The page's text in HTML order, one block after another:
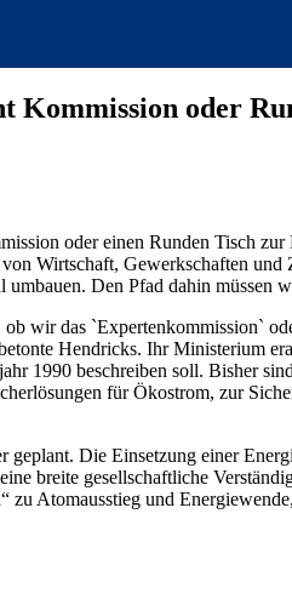
Kommission oder
oder einen Runden Tisch
Wirtschaft, Gewerkschaften und
Den Pfad dahin müssen
ob wir das
Hendricks. Ihr Ministerium
1990 beschreiben soll. Bisher
für Ökostrom, zur
Die Einsetzung einer
breite gesellschaftliche
Atomausstieg und